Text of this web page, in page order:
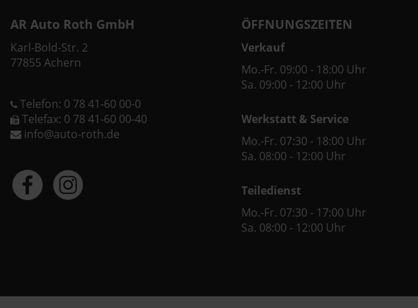
AR Auto Roth GmbH
Karl-Bold-Str. 2
77855 Achern
Telefon: 0 78 41-60 00-0
Telefax: 0 78 41-60 00-40
info@auto-roth.de
ÖFFNUNGSZEITEN
Verkauf
Mo.-Fr. 09:00 - 18:00 Uhr
Sa. 09:00 - 12:00 Uhr
Werkstatt & Service
Mo.-Fr. 07:30 - 18:00 Uhr
Sa. 08:00 - 12:00 Uhr
Teiledienst
Mo.-Fr. 07:30 - 17:00 Uhr
Sa. 08:00 - 12:00 Uhr